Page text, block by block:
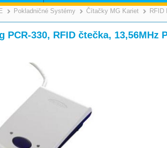
>
Pokladničné Systémy >
Čítačky MG Kariet RFID
PCR-330, RFID čtečka, 13,56MHz